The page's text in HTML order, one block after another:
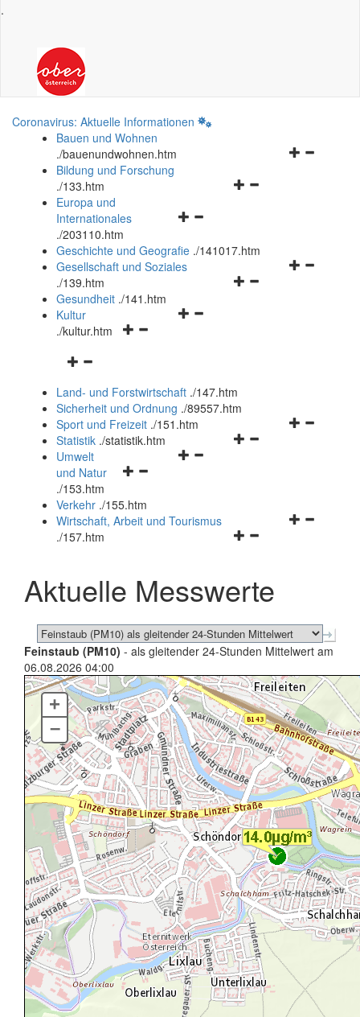
.
Coronavirus: Aktuelle Informationen
Bauen und Wohnen
./bauenundwohnen.htm
Navigationsmenü
Bildung und Forschung
./133.htm
Navigationsmenü
und
schließen
Europa und
Internationales
./203110.htm
Geschichte und Geografie ./141017.htm
Navigationsmenü
Gesellschaft und Soziales
./139.htm
Navigationsmenü
Gesundheit ./141.htm
Navigationsmenü
Kultur
./kultur.htm
Navigationsmenü
und
schließen
Land- und Forstwirtschaft ./147.htm
Sicherheit und Ordnung ./89557.htm
Navigationsmenü
Sport und Freizeit ./151.htm
Navigationsmenü
Statistik ./statistik.htm
Navigationsmenü
und
schließen
Umwelt
und Natur
./153.htm
Verkehr ./155.htm
Navigationsmenü
schließen
Wirtschaft, Arbeit und Tourismus
./157.htm
Aktuelle Messwerte
Feinstaub (PM10) - als gleitender 24-Stunden Mittelwert am
06.08.2026 04:00
+
–